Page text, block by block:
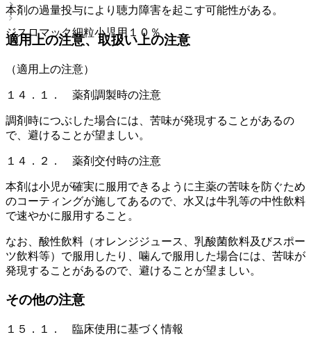
ジスロマック細粒小児用１０％
本剤の過量投与により聴力障害を起こす可能性がある。
適用上の注意、取扱い上の注意
（適用上の注意）
１４．１． 薬剤調製時の注意
調剤時につぶした場合には、苦味が発現することがあるの
で、避けることが望ましい。
１４．２． 薬剤交付時の注意
本剤は小児が確実に服用できるように主薬の苦味を防ぐため
のコーティングが施してあるので、水又は牛乳等の中性飲料
で速やかに服用すること。
なお、酸性飲料（オレンジジュース、乳酸菌飲料及びスポー
ツ飲料等）で服用したり、噛んで服用した場合には、苦味が
発現することがあるので、避けることが望ましい。
その他の注意
１５．１． 臨床使用に基づく情報